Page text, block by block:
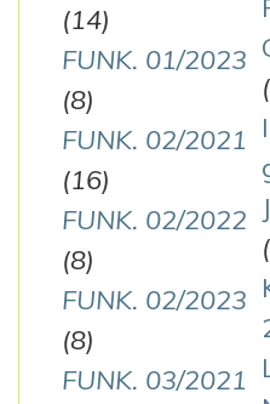
(14)
FUNK. 01/2023
(8)
FUNK. 02/2021
(16)
FUNK. 02/2022
(8)
FUNK. 02/2023
(8)
FUNK. 03/2021